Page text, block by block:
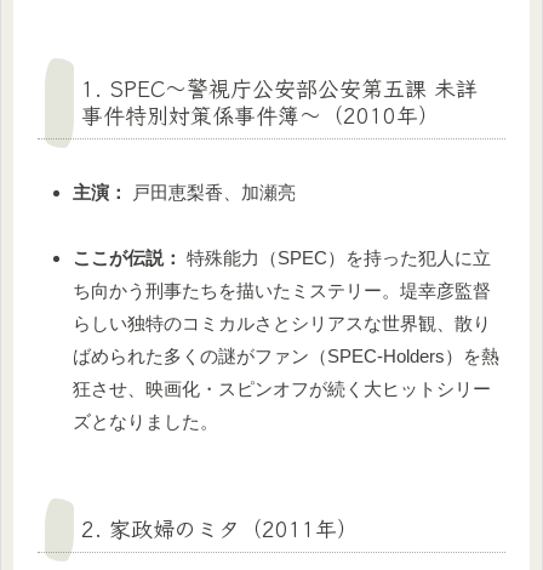
1. SPEC〜警視庁公安部公安第五課 未詳
事件特別対策係事件簿〜（2010年）
主演： 戸田恵梨香、加瀬亮
ここが伝説： 特殊能力（SPEC）を持った犯人に立
ち向かう刑事たちを描いたミステリー。堤幸彦監督
らしい独特のコミカルさとシリアスな世界観、散り
ばめられた多くの謎がファン（SPEC-Holders）を熱
狂させ、映画化・スピンオフが続く大ヒットシリー
ズとなりました。
2. 家政婦のミタ（2011年）